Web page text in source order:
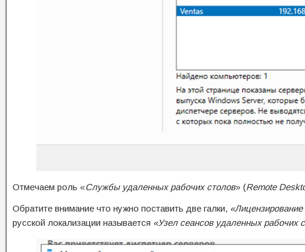
Отмечаем роль «Службы удаленных рабочих столов» (Remote
Обратите внимание что нужно поставить две галки,
русской локализации называется «Узел сеансов удаленных рабочих